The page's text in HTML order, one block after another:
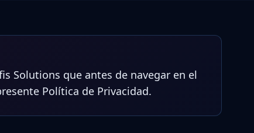
Solutions que antes de navegar en el
Política de Privacidad.